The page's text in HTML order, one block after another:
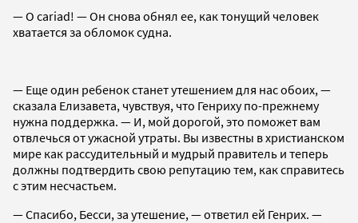
— О cariad! — Он снова обнял ее, как тонущий человек
хватается за обломок судна.
— Еще один ребенок станет утешением для нас обоих, —
сказала Елизавета, чувствуя, что Генриху по-прежнему
нужна поддержка. — И, мой дорогой, это поможет вам
отвлечься от ужасной утраты. Вы известны в христианском
мире как рассудительный и мудрый правитель и теперь
должны подтвердить свою репутацию тем, как справитесь
с этим несчастьем.
— Спасибо, Бесси, за утешение, — ответил ей Генрих. —